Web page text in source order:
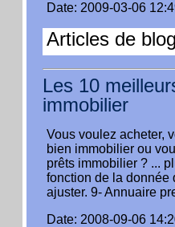
Date: 2009-03-06
Articles de
Les 10
immobilier
Vous voulez acheter,
bien immobilier ou
prêts immobilier ? ...
fonction de la donnée
ajuster. 9- Annuaire
Date: 2008-09-06